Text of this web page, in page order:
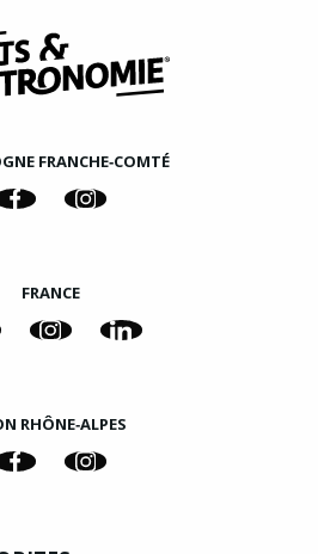
FRANCHE‑COMTÉ
FRANCE
RHÔNE‑ALPES